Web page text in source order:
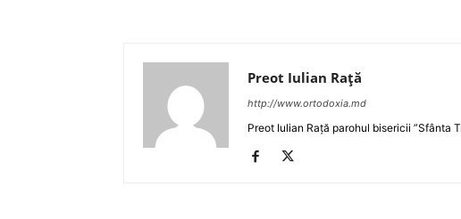
Preot Iulian Raţă
http://www.ortodoxia.md
Preot Iulian Rață parohul bisericii ”Sfânta